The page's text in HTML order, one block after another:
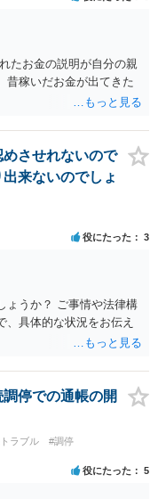
たお金の説明が自分の親
昔稼いだお金が出てきた
させれないので
来ないのでしょ
役にたった 3
ょうか？ ご事情や法律構
、具体的な状況をお伝え
停での通帳の開
ラブル
#調停
役にたった 5